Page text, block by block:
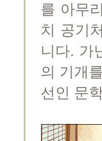
를 아무
치 공기
니다. 가
의 기개
선인 문